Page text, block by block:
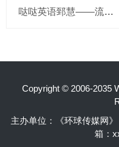
哒哒英语郅慧——流量这杯毒酒，你还喝吗？
Copyright © 2006-2035
主办单位：《环球传媒网
箱：